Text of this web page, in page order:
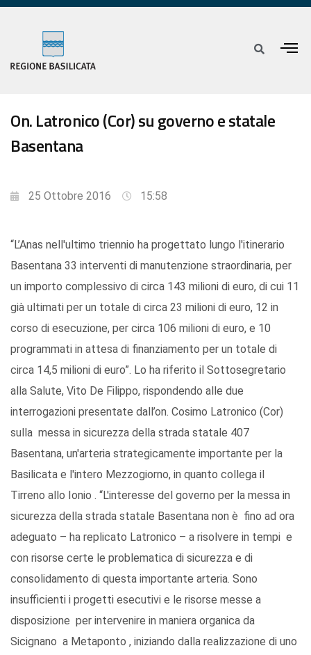
On. Latronico (Cor) su governo e statale
Basentana
25 Ottobre 2016 15:58
“L’Anas nell'ultimo triennio ha progettato lungo l'itinerario
Basentana 33 interventi di manutenzione straordinaria, per
un importo complessivo di circa 143 milioni di euro, di cui 11
già ultimati per un totale di circa 23 milioni di euro, 12 in
corso di esecuzione, per circa 106 milioni di euro, e 10
programmati in attesa di finanziamento per un totale di
circa 14,5 milioni di euro”. Lo ha riferito il Sottosegretario
alla Salute, Vito De Filippo, rispondendo alle due
interrogazioni presentate dall’on. Cosimo Latronico (Cor)
sulla messa in sicurezza della strada statale 407
Basentana, un'arteria strategicamente importante per la
Basilicata e l'intero Mezzogiorno, in quanto collega il
Tirreno allo Ionio . “L'interesse del governo per la messa in
sicurezza della strada statale Basentana non è fino ad ora
adeguato – ha replicato Latronico – a risolvere in tempi e
con risorse certe le problematica di sicurezza e di
consolidamento di questa importante arteria. Sono
insufficienti i progetti esecutivi e le risorse messe a
disposizione per intervenire in maniera organica da
Sicignano a Metaponto , iniziando dalla realizzazione di uno